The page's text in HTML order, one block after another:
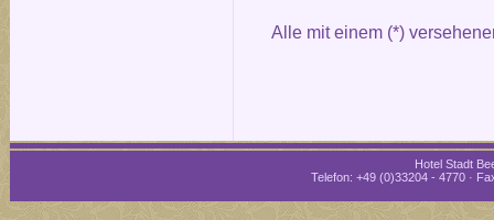
Alle mit einem (*)
Hotel Stadt
Telefon: +49 (0)33204 - 4770 ·